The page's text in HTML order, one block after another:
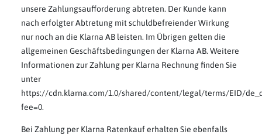
unsere Zahlungsaufforderung abtreten. Der Kunde kann
nach erfolgter Abtretung mit schuldbefreiender Wirkung
nur noch an die Klarna AB leisten. Im Übrigen gelten die
allgemeinen Geschäftsbedingungen der Klarna AB. Weitere
Informationen zur Zahlung per Klarna Rechnung finden Sie
unter
https://cdn.klarna.com/1.0/shared/content/legal/terms/EID/
fee=0.
Bei Zahlung per Klarna Ratenkauf erhalten Sie ebenfalls